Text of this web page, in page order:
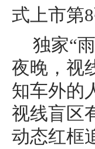
独家“
夜晚，视
知车外的
视线盲区
动态红框